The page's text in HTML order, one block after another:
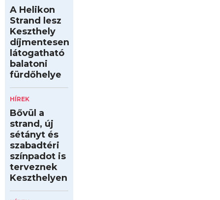
A Helikon
Strand lesz
Keszthely
díjmentesen
látogatható
balatoni
fürdőhelye
HÍREK
Bővül a
strand, új
sétányt és
szabadtéri
színpadot is
terveznek
Keszthelyen